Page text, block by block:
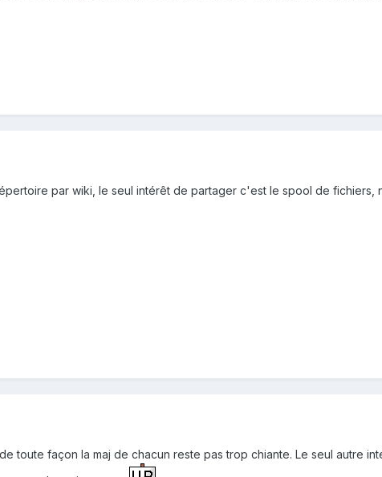
par wiki, le seul intérêt de partager c'est le spool de fichiers,
toute façon la maj de chacun reste pas trop chiante. Le seul autre